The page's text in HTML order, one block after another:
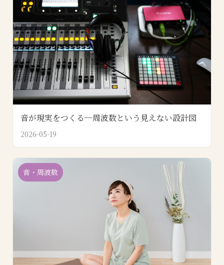
音が現実をつくる─周波数という見えない設計図
2026-05-19
音・周波数